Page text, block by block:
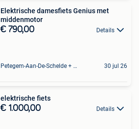
Elektrische damesfiets Genius met
middenmotor
€ 790,00 Details
Petegem-Aan-De-Schelde + Deel Van Oudenaarde 30 jul 26
elektrische fiets
€ 1.000,00 Details